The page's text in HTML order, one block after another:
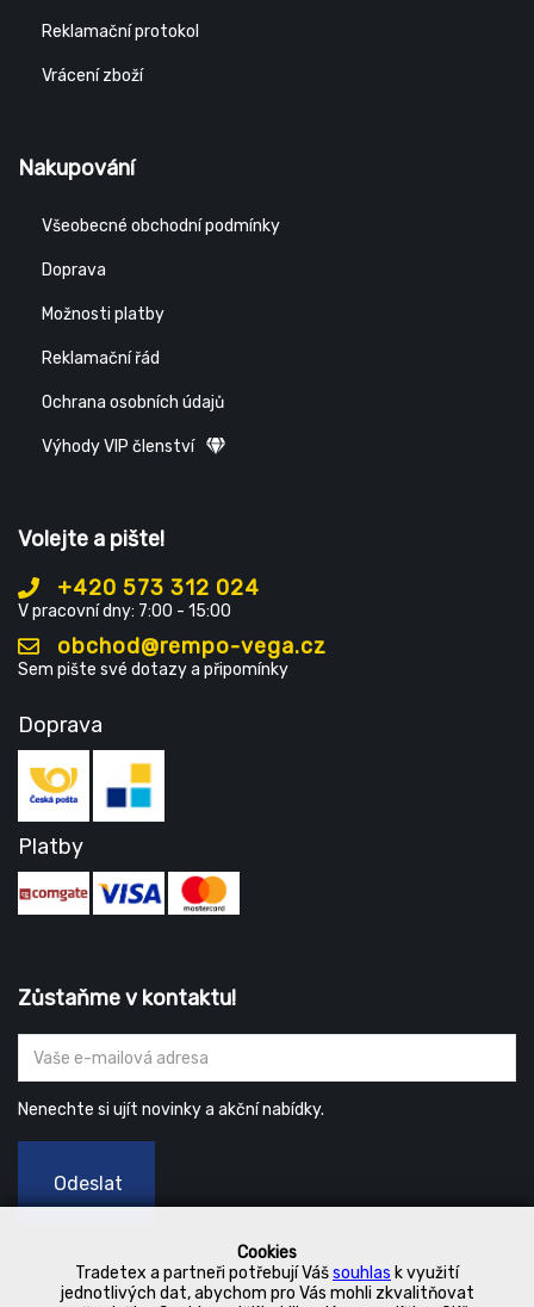
Cookies
Tradetex a partneři potřebují Vášsouhlas k využití
jednotlivých dat, abychom pro Vás mohli zkvalitňovat
Reklamační protokol
Vrácení zboží
Nakupování
Všeobecné obchodní podmínky
Doprava
Možnosti platby
Reklamační řád
Ochrana osobních údajů
Výhody VIP členství
Volejte a pište!
+420 573 312 024
V pracovní dny: 7:00 - 15:00
obchod@rempo-vega.cz
Sem pište své dotazy a připomínky
Doprava
Platby
Zůstaňme v kontaktu!
Nenechte si ujít novinky a akční nabídky.
Odeslat